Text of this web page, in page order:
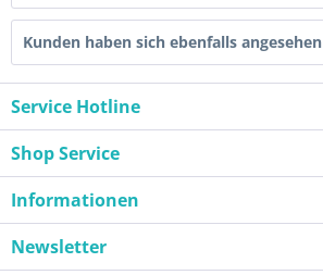
Kunden haben sich ebenfalls angesehen
Service Hotline
Shop Service
Informationen
Newsletter